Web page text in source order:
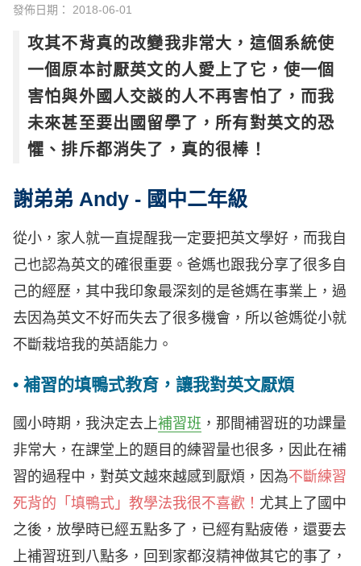
發佈日期： 2018-06-01
攻其不背真的改變我非常大，這個系統使
一個原本討厭英文的人愛上了它，使一個
害怕與外國人交談的人不再害怕了，而我
未來甚至要出國留學了，所有對英文的恐
懼、排斥都消失了，真的很棒！
謝弟弟 Andy - 國中二年級
從小，家人就一直提醒我一定要把英文學好 ，而我自
己也認為英文的確很重要。爸媽也跟我分享了很多自
己的經歷，其中我印象最深刻的是爸媽在事業上，過
去因為英文不好而失去了很多機會，所以爸媽從小就
不斷栽培我的英語能力。
• 補習的填鴨式教育，讓我對英文厭煩
國小時期，我決定去上補習班 ，那間補習班的功課量
非常大，在課堂上的題目的練習量也很多，因此在補
習的過程中，對英文越來越感到厭煩，因為不斷練習
死背的「填鴨式」教學法我很不喜歡！ 尤其上了國中
之後，放學時已經五點多了，已經有點疲倦，還要去
上補習班到八點多，回到家都沒精神做其它的事了，